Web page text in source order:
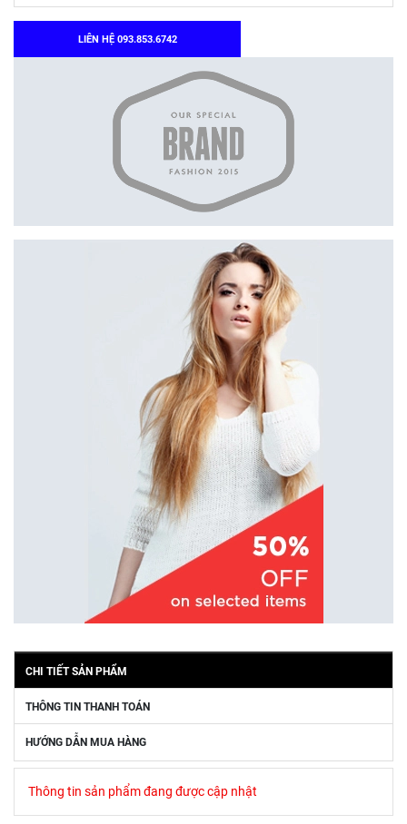
LIÊN HỆ 093.853.6742
CHI TIẾT SẢN PHẨM
THÔNG TIN THANH TOÁN
HƯỚNG DẪN MUA HÀNG
Thông tin sản phẩm đang được cập nhật